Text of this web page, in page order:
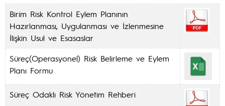
Birim Risk Kontrol Eylem Planının
Hazırlanması, Uygulanması ve İzlenmesine
İlişkin Usul ve Esasaslar
Süreç(Operasyonel) Risk Belirleme ve Eylem
Planı Formu
Süreç Odaklı Risk Yönetim Rehberi